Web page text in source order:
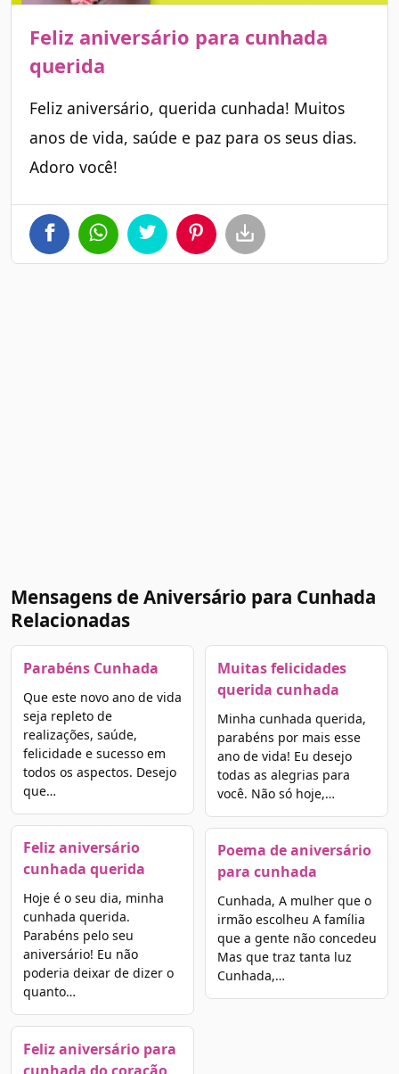
Feliz aniversário para cunhada
querida
Feliz aniversário, querida cunhada! Muitos
anos de vida, saúde e paz para os seus dias.
Adoro você!
Mensagens de Aniversário para Cunhada
Relacionadas
Parabéns Cunhada
Que este novo ano de vida
seja repleto de
realizações, saúde,
felicidade e sucesso em
todos os aspectos. Desejo
que…
Feliz aniversário
cunhada querida
Hoje é o seu dia, minha
cunhada querida.
Parabéns pelo seu
aniversário! Eu não
poderia deixar de dizer o
quanto…
Feliz aniversário para
Muitas felicidades
querida cunhada
Minha cunhada querida,
parabéns por mais esse
ano de vida! Eu desejo
todas as alegrias para
você. Não só hoje,…
Poema de aniversário
para cunhada
Cunhada, A mulher que o
irmão escolheu A família
que a gente não concedeu
Mas que traz tanta luz
Cunhada,…